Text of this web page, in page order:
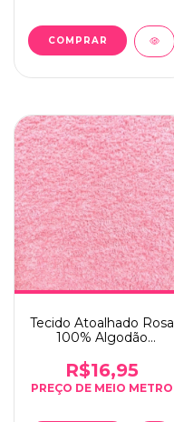
Tecido Atoalhado Rosa
100% Algodão
1,40m
R$16,95